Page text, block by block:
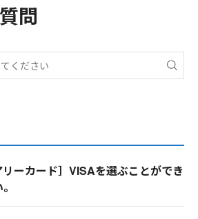
問
リーカード］VISAを選ぶことができ